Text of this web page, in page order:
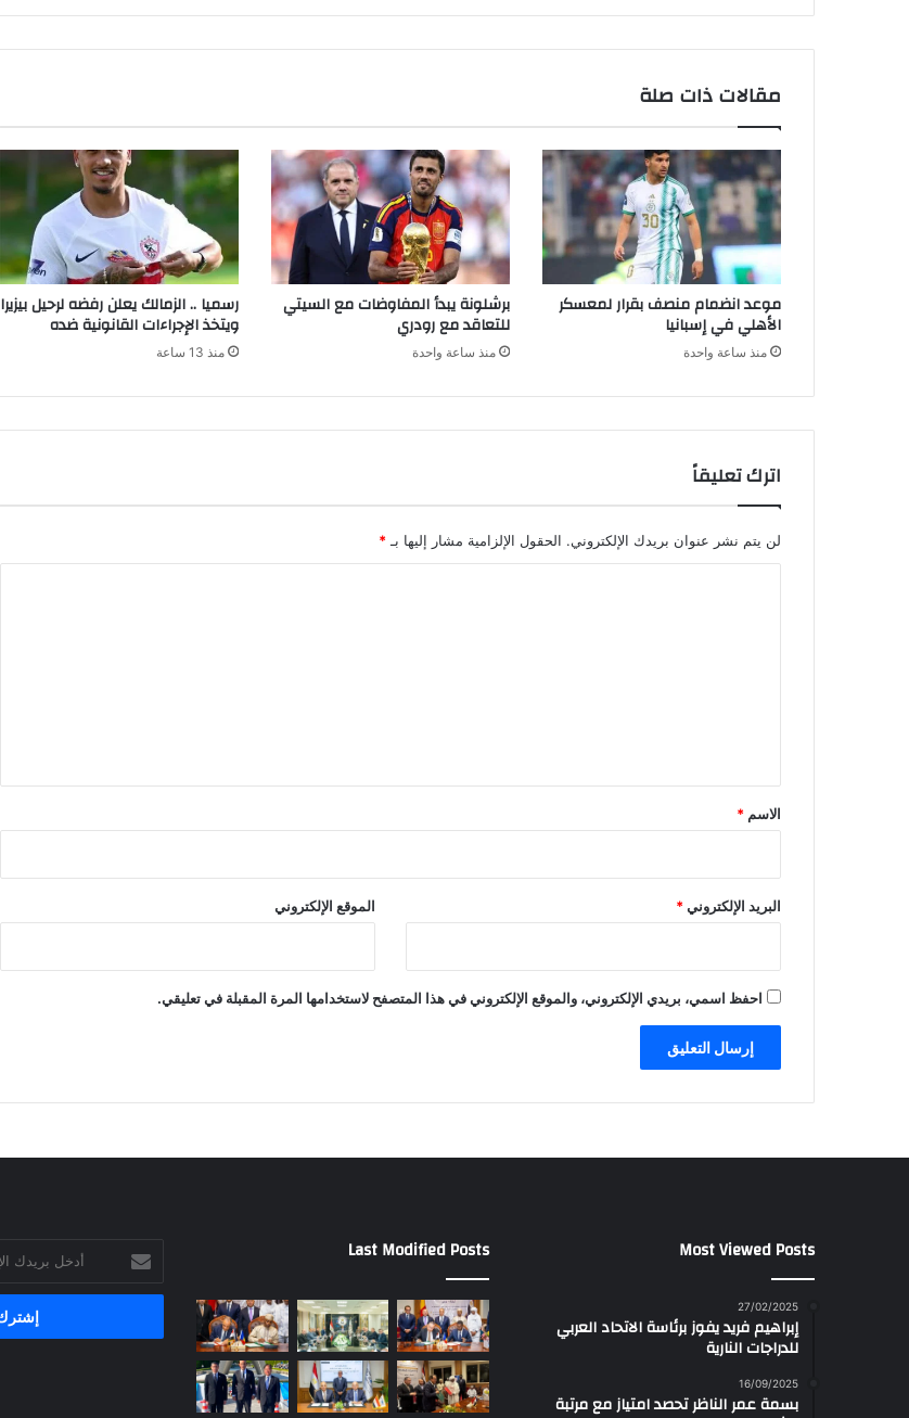
مقالات ذات صلة
موعد انضمام منصف بقرار لمعسكر
الأهلي في إسبانيا
منذ ساعة واحدة
برشلونة يبدأ المفاوضات مع السيتي
للتعاقد مع رودري
منذ ساعة واحدة
رسميا .. الزمالك يعلن رفضه لرحيل بيزيرا
ويتخذ الإجراءات القانونية ضده
منذ 13 ساعة
اترك تعليقاً
لن يتم نشر عنوان بريدك الإلكتروني. الحقول الإلزامية مشار إليها بـ *
*
الاسم *
البريد الإلكتروني* الموقع الإلكتروني
احفظ اسمي، بريدي الإلكتروني، والموقع الإلكتروني في هذا المتصفح لاستخدامها المرة المقبلة في تعليقي.
Most Viewed Posts
27/02/2025
إبراهيم فريد يفوز برئاسة الاتحاد العربي
للدراجات النارية
16/09/2025
بسمة عمر الناظر تحصد امتياز مع مرتبة
Last Modified Posts
بريدك
الإلكتروني